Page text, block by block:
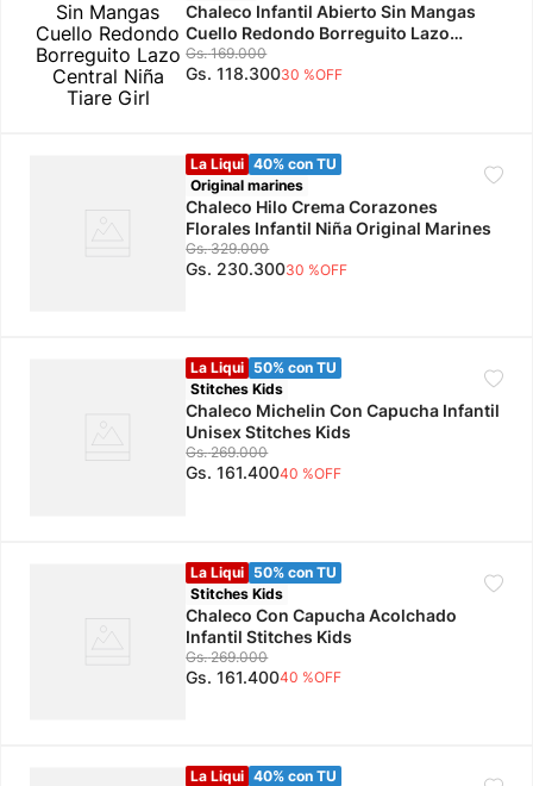
Chaleco Infantil Abierto Sin Mangas
Cuello Redondo Borreguito Lazo
Central Niña Tiare Girl
Gs. 169.000
Gs. 118.30030 %OFF
La Liqui 40% con TU
Original marines
Chaleco Hilo Crema Corazones
Florales Infantil Niña Original Marines
Gs. 329.000
Gs. 230.30030 %OFF
La Liqui 50% con TU
Stitches Kids
Chaleco Michelin Con Capucha Infantil
Unisex Stitches Kids
Gs. 269.000
Gs. 161.40040 %OFF
La Liqui 50% con TU
Stitches Kids
Chaleco Con Capucha Acolchado
Infantil Stitches Kids
Gs. 269.000
Gs. 161.40040 %OFF
La Liqui 40% con TU